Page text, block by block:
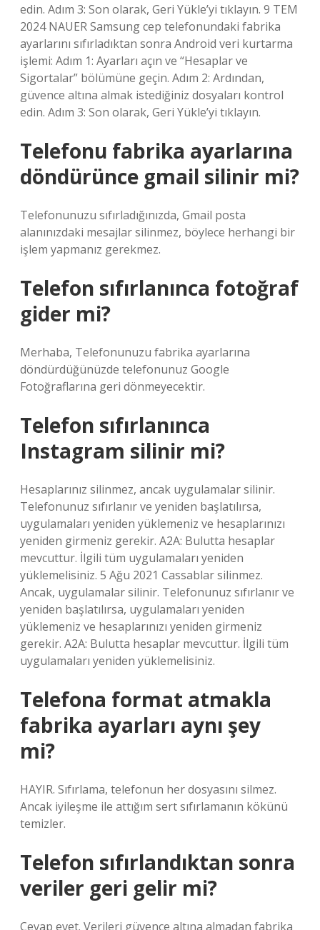
edin. Adım 3: Son olarak, Geri Yükle’yi tıklayın. 9 TEM
2024 NAUER Samsung cep telefonundaki fabrika
ayarlarını sıfırladıktan sonra Android veri kurtarma
işlemi: Adım 1: Ayarları açın ve “Hesaplar ve
Sigortalar” bölümüne geçin. Adım 2: Ardından,
güvence altına almak istediğiniz dosyaları kontrol
edin. Adım 3: Son olarak, Geri Yükle’yi tıklayın.
Telefonu fabrika ayarlarına
döndürünce gmail silinir mi?
Telefonunuzu sıfırladığınızda, Gmail posta
alanınızdaki mesajlar silinmez, böylece herhangi bir
işlem yapmanız gerekmez.
Telefon sıfırlanınca fotoğraf
gider mi?
Merhaba, Telefonunuzu fabrika ayarlarına
döndürdüğünüzde telefonunuz Google
Fotoğraflarına geri dönmeyecektir.
Telefon sıfırlanınca
Instagram silinir mi?
Hesaplarınız silinmez, ancak uygulamalar silinir.
Telefonunuz sıfırlanır ve yeniden başlatılırsa,
uygulamaları yeniden yüklemeniz ve hesaplarınızı
yeniden girmeniz gerekir. A2A: Bulutta hesaplar
mevcuttur. İlgili tüm uygulamaları yeniden
yüklemelisiniz. 5 Ağu 2021 Cassablar silinmez.
Ancak, uygulamalar silinir. Telefonunuz sıfırlanır ve
yeniden başlatılırsa, uygulamaları yeniden
yüklemeniz ve hesaplarınızı yeniden girmeniz
gerekir. A2A: Bulutta hesaplar mevcuttur. İlgili tüm
uygulamaları yeniden yüklemelisiniz.
Telefona format atmakla
fabrika ayarları aynı şey
mi?
HAYIR. Sıfırlama, telefonun her dosyasını silmez.
Ancak iyileşme ile attığım sert sıfırlamanın kökünü
temizler.
Telefon sıfırlandıktan sonra
veriler geri gelir mi?
Cevap evet. Verileri güvence altına almadan fabrika